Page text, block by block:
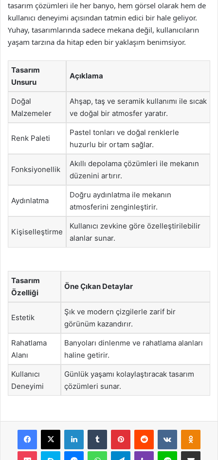
tasarım çözümleri ile her banyo, hem görsel olarak hem de
kullanıcı deneyimi açısından tatmin edici bir hale geliyor.
Yuhay, tasarımlarında sadece mekana değil, kullanıcıların
yaşam tarzına da hitap eden bir yaklaşım benimsiyor.
Tasarım
Unsuru
Açıklama
Doğal
Malzemeler
Ahşap, taş ve seramik kullanımı ile sıcak
ve doğal bir atmosfer yaratır.
Renk Paleti
Pastel tonları ve doğal renklerle
huzurlu bir ortam sağlar.
Fonksiyonellik
Akıllı depolama çözümleri ile mekanın
düzenini artırır.
Aydınlatma
Doğru aydınlatma ile mekanın
atmosferini zenginleştirir.
Kişiselleştirme
Kullanıcı zevkine göre özelleştirilebilir
alanlar sunar.
Tasarım
Özelliği
Öne Çıkan Detaylar
Estetik
Şık ve modern çizgilerle zarif bir
görünüm kazandırır.
Rahatlama
Alanı
Banyoları dinlenme ve rahatlama alanları
haline getirir.
Kullanıcı
Deneyimi
Günlük yaşamı kolaylaştıracak tasarım
çözümleri sunar.
Facebook
X LinkedInTumblr PinterestReddit VKontakte
Pocket Skype MessengerWhatsAppTelegramViber Line E-Posta ile